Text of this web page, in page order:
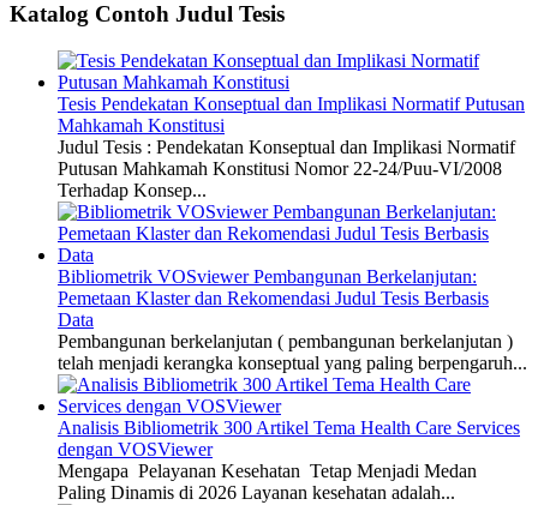
Katalog Contoh Judul Tesis
Tesis Pendekatan Konseptual dan Implikasi Normatif Putusan
Mahkamah Konstitusi
Judul Tesis : Pendekatan Konseptual dan Implikasi Normatif
Putusan Mahkamah Konstitusi Nomor 22-24/Puu-VI/2008
Terhadap Konsep...
Bibliometrik VOSviewer Pembangunan Berkelanjutan:
Pemetaan Klaster dan Rekomendasi Judul Tesis Berbasis
Data
Pembangunan berkelanjutan ( pembangunan berkelanjutan )
telah menjadi kerangka konseptual yang paling berpengaruh...
Analisis Bibliometrik 300 Artikel Tema Health Care Services
dengan VOSViewer
Mengapa Pelayanan Kesehatan Tetap Menjadi Medan
Paling Dinamis di 2026 Layanan kesehatan adalah...